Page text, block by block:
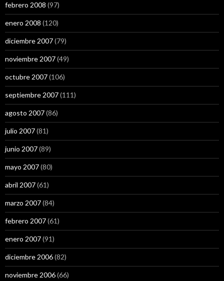
febrero 2008 (97)
enero 2008 (120)
diciembre 2007(79)
noviembre 2007(49)
octubre 2007(106)
septiembre 2007(111)
agosto 2007(86)
julio 2007(81)
junio 2007(89)
mayo 2007(80)
abril 2007(61)
marzo 2007(84)
febrero 2007(61)
enero 2007(91)
diciembre 2006(82)
noviembre 2006(66)